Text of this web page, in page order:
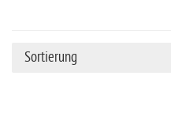
Sortierung